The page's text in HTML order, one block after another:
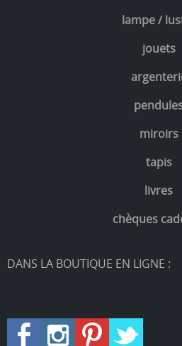
lampe /
jouets
miroirs
tapis
livres
chèques
DANS LA BOUTIQUE EN LIGNE :